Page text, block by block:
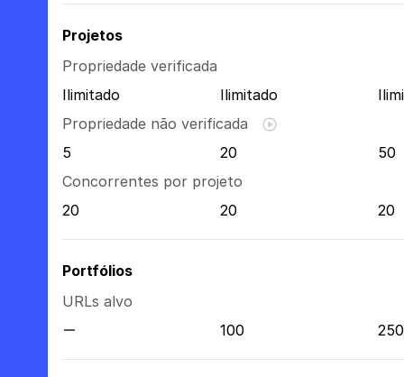
Projetos
Propriedade verificada
Ilimitado
Ilimitado
Propriedade não verificada
5
20
50
Concorrentes por projeto
20
20 20
Portfólios
URLs alvo
100
250